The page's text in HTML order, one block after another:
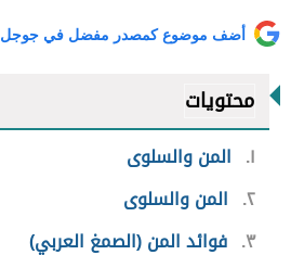
أضف موضوع كمصدر مفضل في جوجل
محتويات
١
المن والسلوى
٢ المن والسلوى
٣ فوائد المن (الصمغ العربي)